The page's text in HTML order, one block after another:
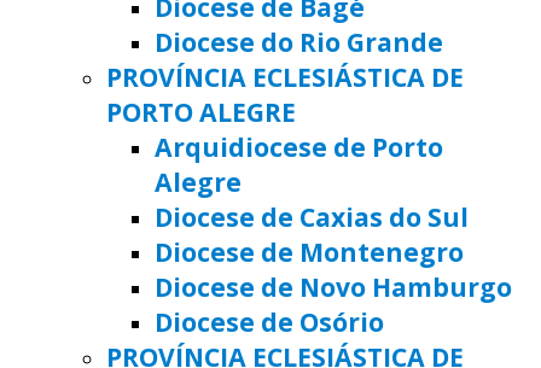
Diocese do Rio Grande
PROVÍNCIA ECLESIÁSTICA DE
PORTO ALEGRE
Arquidiocese de Porto
Alegre
Diocese de Caxias do Sul
Diocese de Montenegro
Diocese de Novo Hamburgo
Diocese de Osório
PROVÍNCIA ECLESIÁSTICA DE